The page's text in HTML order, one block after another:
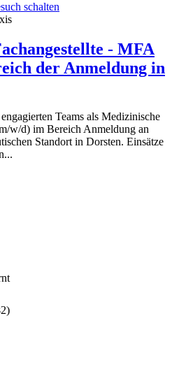
schalten
- MFA
der Anmeldung in
Teams als Medizinische
w/d) im Bereich Anmeldung an
Standort in Dorsten. Einsätze
)